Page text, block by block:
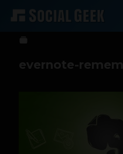
Carlos Daniel 13 de julio de
evernote-